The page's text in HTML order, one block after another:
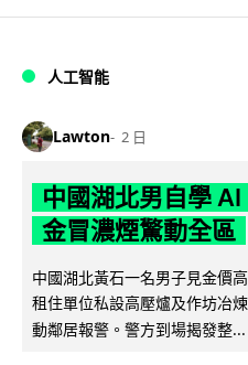
人工智能
Lawton 2 日
中國湖北男自學
金冒濃煙驚動全區
中國湖北黃石一名男子見金價
租住單位私設高壓爐及作坊冶
動鄰居報警。警方到場揭發整...